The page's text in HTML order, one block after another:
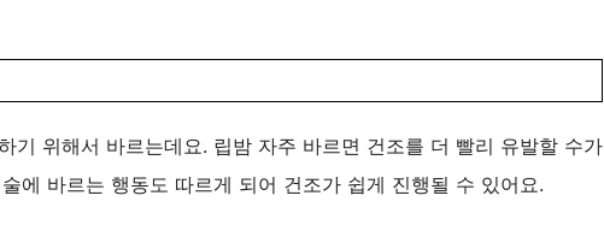
기 위해서 바르는데요. 립밤 자주 바르면 건조를 더 빨리 유발할 수가
에 바르는 행동도 따르게 되어 건조가 쉽게 진행될 수 있어요.